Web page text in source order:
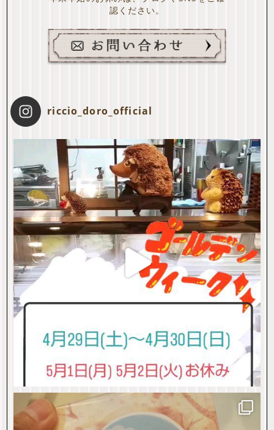
認ください。
riccio_doro_official